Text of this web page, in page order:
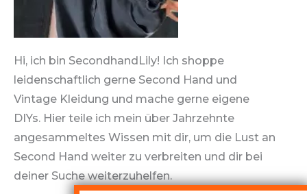
Hi, ich bin SecondhandLily! Ich shoppe
leidenschaftlich gerne Second Hand und
Vintage Kleidung und mache gerne eigene
DIYs. Hier teile ich mein über Jahrzehnte
angesammeltes Wissen mit dir, um die Lust an
Second Hand weiter zu verbreiten und dir bei
deiner Suche weiterzuhelfen.